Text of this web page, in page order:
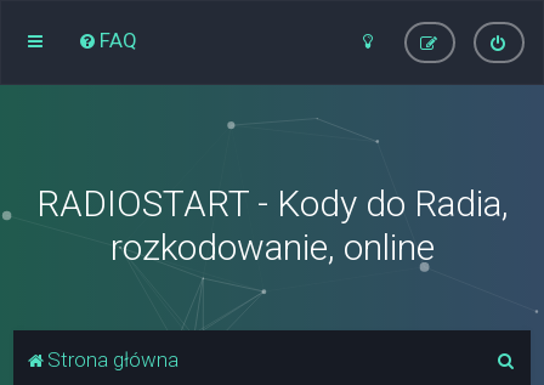
FAQ
RADIOSTART - Kody do Radia,
rozkodowanie, online
Strona główna